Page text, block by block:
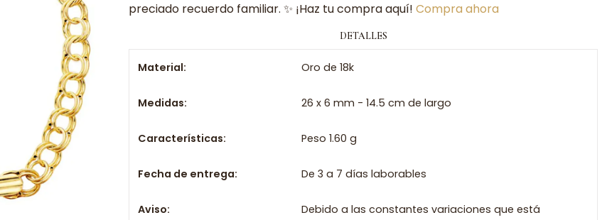
preciado recuerdo familiar. ✨ ¡Haz tu compra aquí! Compra ahora
DETALLES
Material: Oro de 18k
Medidas: 26 x 6 mm - 14.5 cm de largo
Características: Peso 1.60 g
Fecha de entrega: De 3 a 7 días laborables
Aviso:
Debido a las constantes variaciones que está